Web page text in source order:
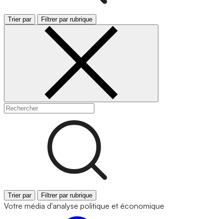
Trier par Filtrer par rubrique
Trier par Filtrer par rubrique
Votre média d'analyse politique et économique